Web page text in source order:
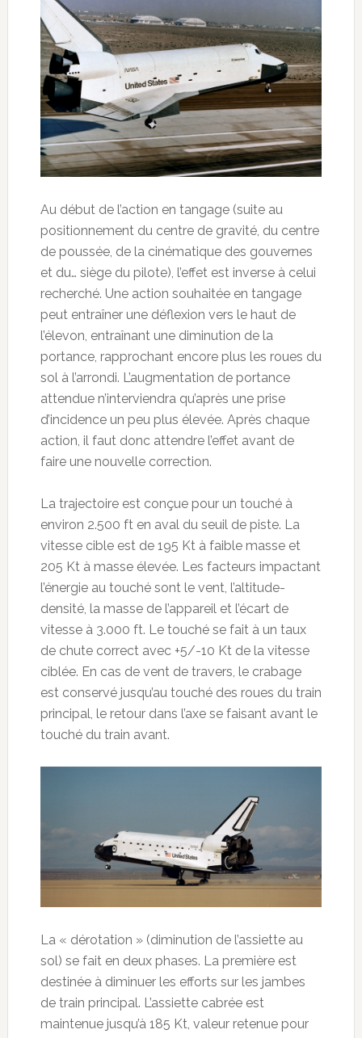
Au début de l’action en tangage (suite au
positionnement du centre de gravité, du centre
de poussée, de la cinématique des gouvernes
et du… siège du pilote), l’effet est inverse à celui
recherché. Une action souhaitée en tangage
peut entraîner une déflexion vers le haut de
l’élevon, entraînant une diminution de la
portance, rapprochant encore plus les roues du
sol à l’arrondi. L’augmentation de portance
attendue n’interviendra qu’après une prise
d’incidence un peu plus élevée. Après chaque
action, il faut donc attendre l’effet avant de
faire une nouvelle correction.
La trajectoire est conçue pour un touché à
environ 2.500 ft en aval du seuil de piste. La
vitesse cible est de 195 Kt à faible masse et
205 Kt à masse élevée. Les facteurs impactant
l’énergie au touché sont le vent, l’altitude-
densité, la masse de l’appareil et l’écart de
vitesse à 3.000 ft. Le touché se fait à un taux
de chute correct avec +5/-10 Kt de la vitesse
ciblée. En cas de vent de travers, le crabage
est conservé jusqu’au touché des roues du train
principal, le retour dans l’axe se faisant avant le
touché du train avant.
La « dérotation » (diminution de l’assiette au
sol) se fait en deux phases. La première est
destinée à diminuer les efforts sur les jambes
de train principal. L’assiette cabrée est
maintenue jusqu’à 185 Kt, valeur retenue pour